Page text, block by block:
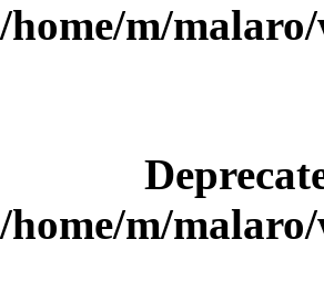
/home/m/
/home/m/